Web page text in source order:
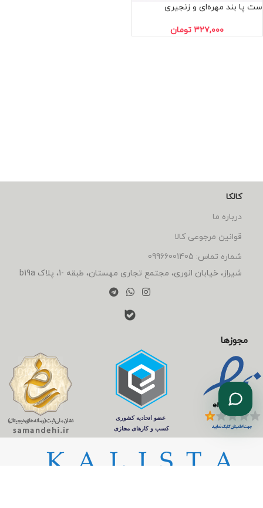
ست پا بند مهره‌ای و زنجیری
۳۲۷,۰۰۰ تومان
کالکا
درباره ما
قوانین مرجوعی کالا
شماره تماس: 09966001405
شیراز، خیابان انوری، مجتمع تجاری مهستان، طبقه -1، پلاک b19a
مجوزها